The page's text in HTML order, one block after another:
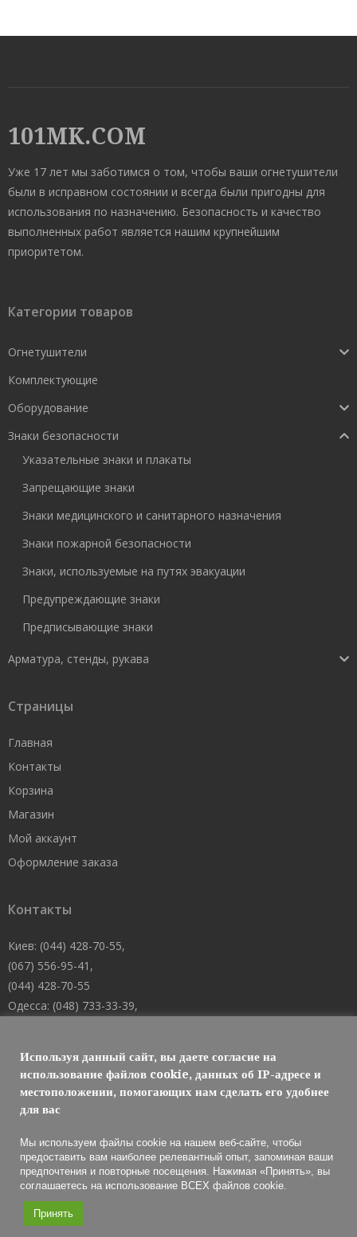
101MK.COM
Уже 17 лет мы заботимся о том, чтобы ваши огнетушители
были в исправном состоянии и всегда были пригодны для
использования по назначению. Безопасность и качество
выполненных работ является нашим крупнейшим
приоритетом.
Категории товаров
Огнетушители
Комплектующие
Оборудование
Знаки безопасности
Указательные знаки и плакаты
Запрещающие знаки
Знаки медицинского и санитарного назначения
Знаки пожарной безопасности
Знаки, используемые на путях эвакуации
Предупреждающие знаки
Предписывающие знаки
Арматура, стенды, рукава
Страницы
Главная
Контакты
Корзина
Магазин
Мой аккаунт
Оформление заказа
Контакты
Киев: (044) 428-70-55,
(067) 556-95-41,
(044) 428-70-55
Одесса: (048) 733-33-39,
Днепр: (067) 488-10-45
E-mail: welcome@101mk.com
Обслуживание огнетушителей 2021 © МАРКО ЛТД
Используя данный сайт, вы даете согласие на
использование файлов cookie, данных об IP-адресе и
местоположении, помогающих нам сделать его удобнее
для вас
Мы используем файлы cookie на нашем веб-сайте, чтобы
предоставить вам наиболее релевантный опыт, запоминая ваши
предпочтения и повторные посещения. Нажимая «Принять», вы
соглашаетесь на использование ВСЕХ файлов cookie.
Принять